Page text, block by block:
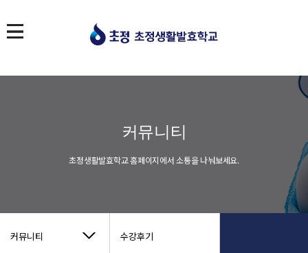
커뮤니티
초정생활발효학교 홈페이지에서 소통을 나눠보세요.
커뮤니티 수강후기